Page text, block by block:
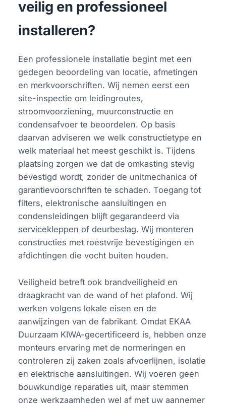
veilig en professioneel
installeren?
Een professionele installatie begint met een
gedegen beoordeling van locatie, afmetingen
en merkvoorschriften. Wij nemen eerst een
site-inspectie om leidingroutes,
stroomvoorziening, muurconstructie en
condensafvoer te beoordelen. Op basis
daarvan adviseren we welk constructietype en
welk materiaal het meest geschikt is. Tijdens
plaatsing zorgen we dat de omkasting stevig
bevestigd wordt, zonder de unitmechanica of
garantievoorschriften te schaden. Toegang tot
filters, elektronische aansluitingen en
condensleidingen blijft gegarandeerd via
servicekleppen of deurbeslag. Wij monteren
constructies met roestvrije bevestigingen en
afdichtingen die vocht buiten houden.
Veiligheid betreft ook brandveiligheid en
draagkracht van de wand of het plafond. Wij
werken volgens lokale eisen en de
aanwijzingen van de fabrikant. Omdat EKAA
Duurzaam KIWA-gecertificeerd is, hebben onze
monteurs ervaring met de normeringen en
controleren zij zaken zoals afvoerlijnen, isolatie
en elektrische aansluitingen. Wij voeren geen
bouwkundige reparaties uit, maar stemmen
onze werkzaamheden wel af met uw aannemer